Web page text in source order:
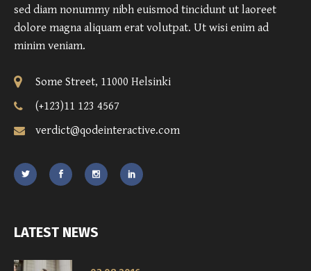
sed diam nonummy nibh euismod tincidunt ut laoreet
dolore magna aliquam erat volutpat. Ut wisi enim ad
minim veniam.
Some Street, 11000 Helsinki
(+123)11 123 4567
verdict@qodeinteractive.com
LATEST NEWS